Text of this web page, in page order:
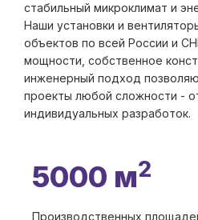
стабильный микроклимат и
Наши установки и
объектов по всей России и
мощности, собственное
инженерный подход
проекты любой сложности -
индивидуальных разработок.
5000 м2
Производственных